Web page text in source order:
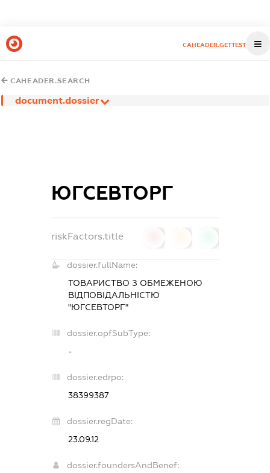
CAHEADER.GETTEST
CAHEADER.SEARCH
document.dossier
ЮГСЕВТОРГ
riskFactors.title
dossier.fullName:
ТОВАРИСТВО З ОБМЕЖЕНОЮ
ВІДПОВІДАЛЬНІСТЮ
"ЮГСЕВТОРГ"
dossier.opfSubType:
-
dossier.edrpo:
38399387
dossier.regDate:
23.09.12
dossier.foundersAndBenef: